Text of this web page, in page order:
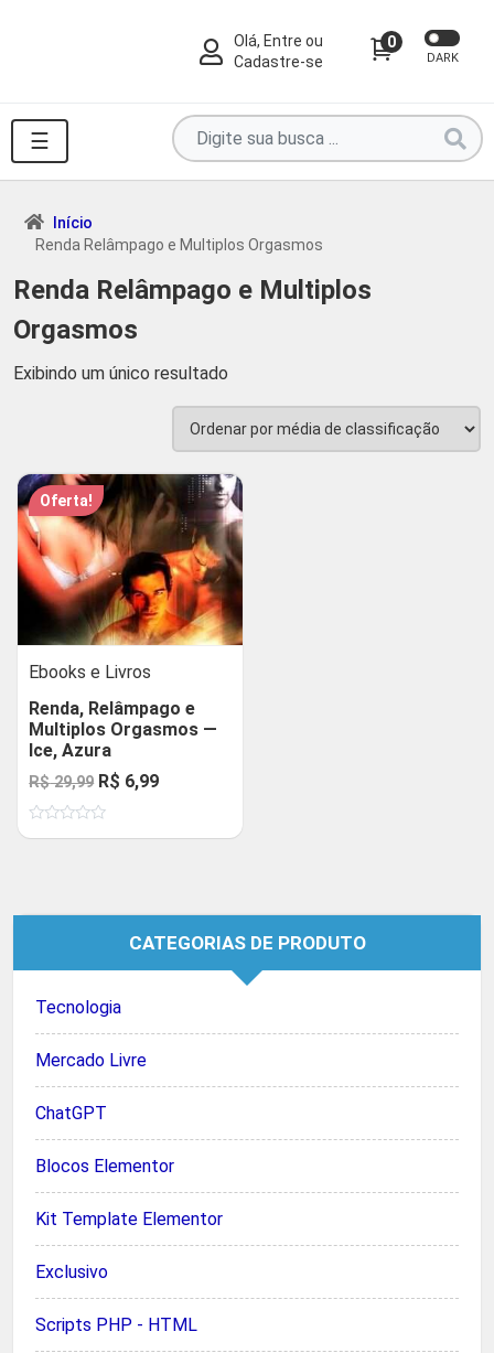
Olá, Entre ou
Cadastre-se
0
DARK
☰
Pesquise
por
produtos
...
Início
Renda Relâmpago e Multiplos Orgasmos
Renda Relâmpago e Multiplos
Orgasmos
Exibindo um único resultado
Oferta!
Ebooks e Livros
Renda, Relâmpago e
Multiplos Orgasmos —
Ice, Azura
R$29,99 O
preço
original
R$ 6,99O
atual
CATEGORIAS DE PRODUTO
Tecnologia
Mercado Livre
ChatGPT
Blocos Elementor
Kit Template Elementor
Exclusivo
Scripts PHP - HTML